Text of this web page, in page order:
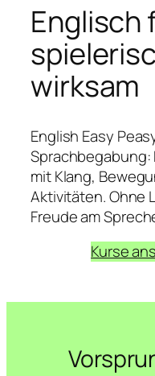
Englisch
wirksam
English Easy
Sprachbegabung:
mit Klang,
Aktivitäten. Ohne
Freude am
Kurse